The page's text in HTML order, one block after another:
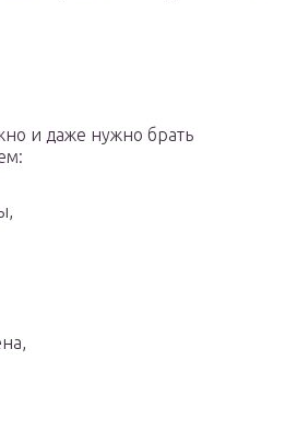
и даже нужно брать